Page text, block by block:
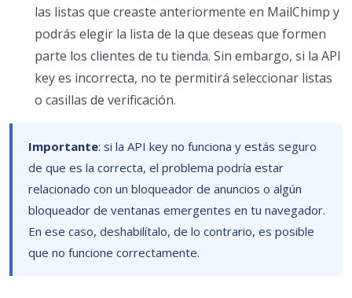
las listas que creaste anteriormente en MailChimp y
podrás elegir la lista de la que deseas que formen
parte los clientes de tu tienda. Sin embargo, si la API
key es incorrecta, no te permitirá seleccionar listas
o casillas de verificación.
Importante: si la API key no funciona y estás seguro
de que es la correcta, el problema podría estar
relacionado con un bloqueador de anuncios o algún
bloqueador de ventanas emergentes en tu navegador.
En ese caso, deshabilítalo, de lo contrario, es posible
que no funcione correctamente.